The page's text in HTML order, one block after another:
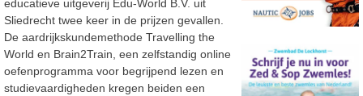
educatieve uitgeverij Edu-World B.V. uit
Sliedrecht twee keer in de prijzen gevallen.
De aardrijkskundemethode Travelling the
World en Brain2Train, een zelfstandig online
oefenprogramma voor begrijpend lezen en
studievaardigheden kregen beiden een